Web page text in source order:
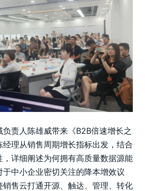
责人陈雄威带来《B2B倍速增长之
理从销售周期增长指标出发，结合
详细阐述为何拥有高质量数据源能
中小企业密切关注的降本增效议
售云打通开源、触达、管理、转化